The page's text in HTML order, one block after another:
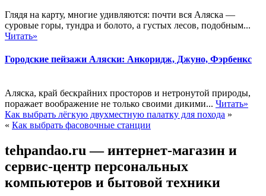
Глядя на карту, многие удивляются: почти вся Аляска —
суровые горы, тундра и болото, а густых лесов, подобным...
Читать»
Городские пейзажи Аляски: Анкоридж, Джуно, Фэрбенкс
Аляска, край бескрайних просторов и нетронутой природы,
поражает воображение не только своими дикими... Читать»
Как выбрать лёгкую двухместную палатку для похода »
« Как выбрать фасовочные станции
tehpandao.ru — интернет-магазин и
сервис-центр персональных
компьютеров и бытовой техники